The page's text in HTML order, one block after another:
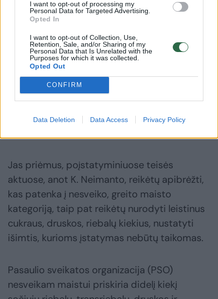
I want to opt-out of processing my
Personal Data for Targeted Advertising.
Opted In
I want to opt-out of Collection, Use,
Retention, Sale, and/or Sharing of my
Personal Data that Is Unrelated with the
Purposes for which it was collected.
Opted Out
CONFIRM
Data Deletion Data Access Privacy Policy
„Maisto produktai, turintys daug cukraus,
druskos, riebalų, konservantų, tiesiogiai daro
įtaką žmonių sveikatai, psichologinei būklei
bei savijautai. (...) Reklama, kaip įrodyta, daro
poveikį žmonių pasirinkimams, skatina
didesnį nesveiko maisto suvartojimą“, – sako
Jas priėmus, poįstatyminiuose teisės
aktuose, anot K. Neimanto, reikėtų apibrėžti,
kas patenka į nesveiko, greito maisto
kategoriją, taip pat reikėtų nurodyti leistinus
cukraus, druskos, riebalų kiekius, nustatyti
išimtis, kurioms įstatymas nebūtų taikomas.
Pasaulio sveikatos organizacija (PSO)
nesveikam maistui priskiria didelį kiekį